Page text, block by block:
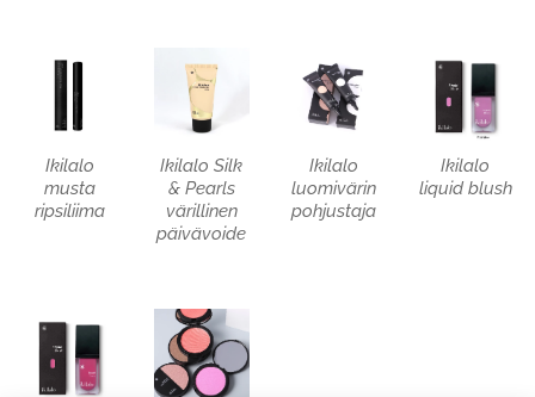
Ikilalo
musta
ripsiliima
Ikilalo Silk
& Pearls
värillinen
päivävoide
Ikilalo
luomivärin
pohjustaja
Ikilalo
liquid blush